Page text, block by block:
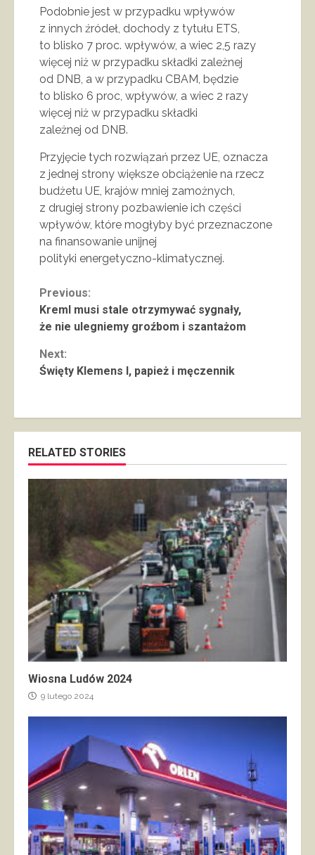
Podobnie jest w przypadku wpływów
z innych źródeł, dochody z tytułu ETS,
to blisko 7 proc. wpływów, a wiec 2,5 razy
więcej niż w przypadku składki zależnej
od DNB, a w przypadku CBAM, będzie
to blisko 6 proc, wpływów, a wiec 2 razy
więcej niż w przypadku składki
zależnej od DNB.
Przyjęcie tych rozwiązań przez UE, oznacza
z jednej strony większe obciążenie na rzecz
budżetu UE, krajów mniej zamożnych,
z drugiej strony pozbawienie ich części
wpływów, które mogłyby być przeznaczone
na finansowanie unijnej
polityki energetyczno-klimatycznej.
Continue
Reading
Previous:
Kreml musi stale otrzymywać sygnały,
że nie ulegniemy groźbom i szantażom
Next:
Święty Klemens I, papież i męczennik
RELATED STORIES
Wiosna Ludów 2024
9 lutego 2024